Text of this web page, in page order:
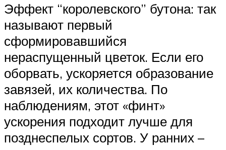
Эффект “королевского” бутона: так
называют первый
сформировавшийся
нераспущенный цветок. Если его
оборвать, ускоряется образование
завязей, их количества. По
наблюдениям, этот «финт»
ускорения подходит лучше для
позднеспелых сортов. У ранних –